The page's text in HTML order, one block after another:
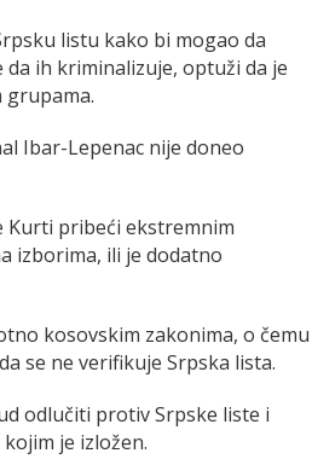
listu kako bi mogao da
ih kriminalizuje, optuži da je
Ibar-Lepenac nije doneo
Kurti pribeći ekstremnim
izborima, ili je dodatno
kosovskim zakonima, o čemu
se ne verifikuje Srpska lista.
odlučiti protiv Srpske liste i
je izložen.